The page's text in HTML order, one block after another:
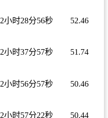
2小时28分56秒 52.46
2小时37分57秒 51.74
2小时56分57秒 50.46
2小时57分22秒 50.44